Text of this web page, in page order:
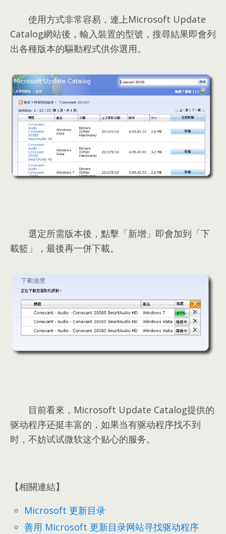
使用方式非常容易 ， 連上Microsoft Update
Catalog網站後 ， 輸入裝置的型號 ， 搜尋結果即會列
出各種版本的驅動程式供你選用。
選定所需版本後 ， 點擊「新增」即會加到「下
載籃」
， 最後再一併下載。
目前看來 ，Microsoft Update Catalog提供的
驱动程序还挺丰富的，如果当有驱动程序找不到
时，不妨试试微软这个贴心的服务。
【相關連結】
Microsoft 更新目录
善用 Microsoft 更新目录网站寻找驱动程序